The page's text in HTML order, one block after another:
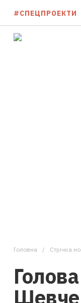
#СПЕЦПРОЕКТИ
Головна Стрічка